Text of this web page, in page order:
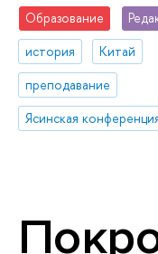
Образование
история
Китай
преподавание
Ясинская